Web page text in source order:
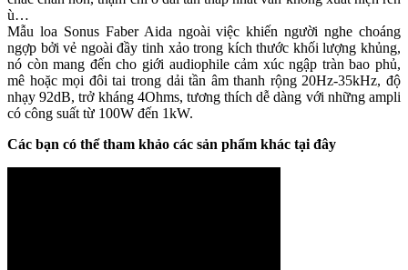
ù…
Mẫu loa Sonus Faber Aida ngoài việc khiến người nghe choáng
ngợp bởi vẻ ngoài đầy tinh xảo trong kích thước khối lượng khủng,
nó còn mang đến cho giới audiophile cảm xúc ngập tràn bao phủ,
mê hoặc mọi đôi tai trong dải tần âm thanh rộng 20Hz-35kHz, độ
nhạy 92dB, trở kháng 4Ohms, tương thích dễ dàng với những ampli
có công suất từ 100W đến 1kW.
Các bạn có thể tham khảo các sản phẩm khác tại đây